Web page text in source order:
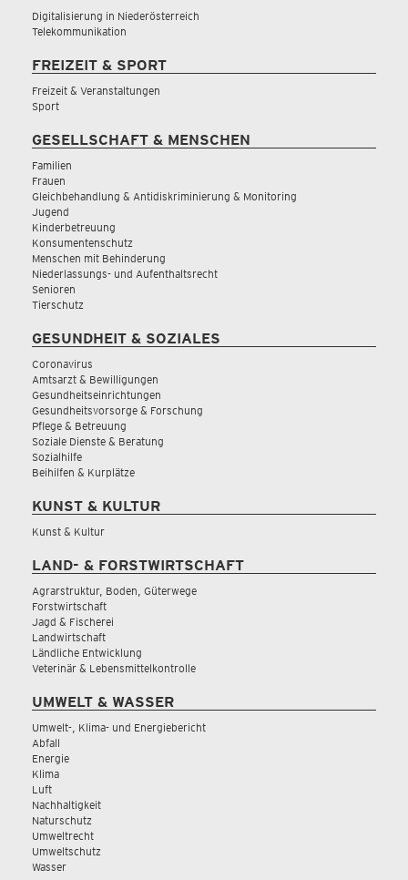
Digitalisierung in Niederösterreich
Telekommunikation
FREIZEIT & SPORT
Freizeit & Veranstaltungen
Sport
GESELLSCHAFT & MENSCHEN
Familien
Frauen
Gleichbehandlung & Antidiskriminierung & Monitoring
Jugend
Kinderbetreuung
Konsumentenschutz
Menschen mit Behinderung
Niederlassungs- und Aufenthaltsrecht
Senioren
Tierschutz
GESUNDHEIT & SOZIALES
Coronavirus
Amtsarzt & Bewilligungen
Gesundheitseinrichtungen
Gesundheitsvorsorge & Forschung
Pflege & Betreuung
Soziale Dienste & Beratung
Sozialhilfe
Beihilfen & Kurplätze
KUNST & KULTUR
Kunst & Kultur
LAND- & FORSTWIRTSCHAFT
Agrarstruktur, Boden, Güterwege
Forstwirtschaft
Jagd & Fischerei
Landwirtschaft
Ländliche Entwicklung
Veterinär & Lebensmittelkontrolle
UMWELT & WASSER
Umwelt-, Klima- und Energiebericht
Abfall
Energie
Klima
Luft
Nachhaltigkeit
Naturschutz
Umweltrecht
Umweltschutz
Wasser